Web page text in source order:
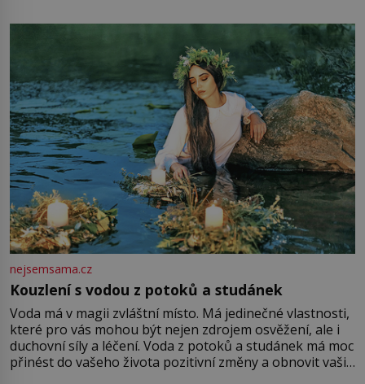
milostpaní. Stačí jenom na sukni,“ zhodnotí švadlena
množství růžového mušelínu. „Ošidili vás, podívejte.“
nejsemsama.cz
Kouzlení s vodou z potoků a studánek
Voda má v magii zvláštní místo. Má jedinečné vlastnosti,
které pro vás mohou být nejen zdrojem osvěžení, ale i
duchovní síly a léčení. Voda z potoků a studánek má moc
přinést do vašeho života pozitivní změny a obnovit vaši